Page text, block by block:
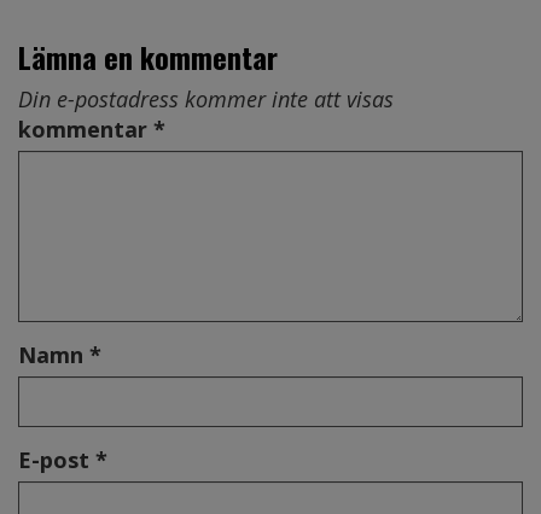
Lämna en kommentar
Din e-postadress kommer inte att visas
kommentar *
Namn *
E-post *